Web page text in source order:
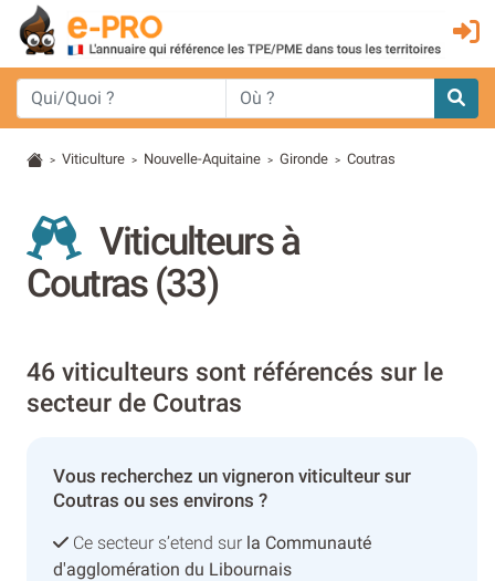
> Viticulture > Nouvelle-Aquitaine > Gironde > Coutras
Viticulteurs à
Coutras (33)
46 viticulteurs sont référencés sur le
secteur de Coutras
Vous recherchez un vigneron viticulteur sur
Coutras ou ses environs ?
Ce secteur s’etend sur la Communauté
d'agglomération du Libournais